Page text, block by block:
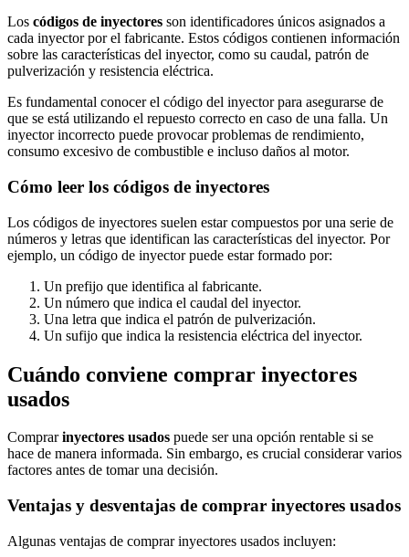
Los códigos de inyectores son identificadores únicos asignados a
cada inyector por el fabricante. Estos códigos contienen información
sobre las características del inyector, como su caudal, patrón de
pulverización y resistencia eléctrica.
Es fundamental conocer el código del inyector para asegurarse de
que se está utilizando el repuesto correcto en caso de una falla. Un
inyector incorrecto puede provocar problemas de rendimiento,
consumo excesivo de combustible e incluso daños al motor.
Cómo leer los códigos de inyectores
Los códigos de inyectores suelen estar compuestos por una serie de
números y letras que identifican las características del inyector. Por
ejemplo, un código de inyector puede estar formado por:
Un prefijo que identifica al fabricante.
Un número que indica el caudal del inyector.
Una letra que indica el patrón de pulverización.
Un sufijo que indica la resistencia eléctrica del inyector.
Cuándo conviene comprar inyectores
usados
Comprarinyectores usados puede ser una opción rentable si se
hace de manera informada. Sin embargo, es crucial considerar varios
factores antes de tomar una decisión.
Ventajas y desventajas de comprar inyectores usados
Algunas ventajas de comprar inyectores usados incluyen: